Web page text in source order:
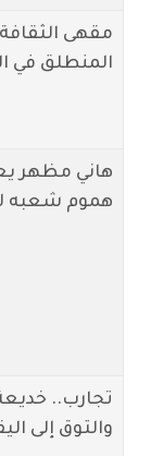
مقهى
المنطلق في
هاني مظهر
هموم شعبه
تجارب..
والتوق إلى